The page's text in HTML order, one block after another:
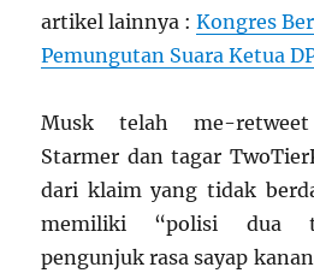
artikel lainnya :Kongres
Pemungutan Suara Ketua
Musk telah me-
Starmer dan tagar
dari klaim yang tidak
memiliki “polisi dua
pengunjuk rasa sayap